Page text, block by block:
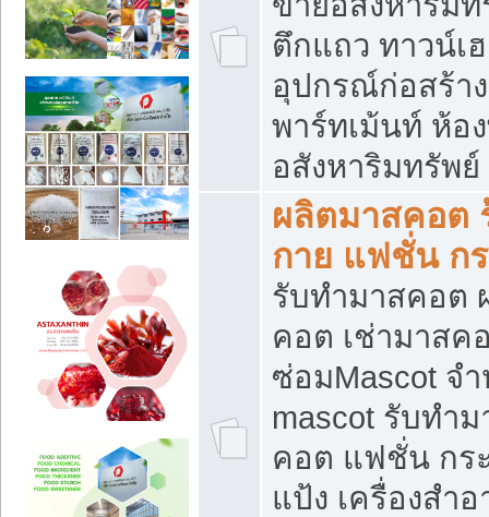
ตึกแถว ทาวน์เ
อุปกรณ์ก่อสร้า
พาร์ทเม้นท์ ห้อ
อสังหาริมทรัพ
ผลิตมาสคอต
กาย แฟชั่น กร
รับทำมาสคอต
คอต เช่ามาสค
ซ่อมMascot จ
mascot รับทำ
คอต แฟชั่น กระ
แป้ง เครื่องสำ